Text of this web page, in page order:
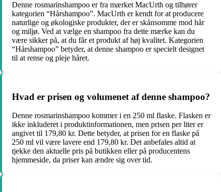
Denne rosmarinshampoo er fra mærket MacUrth og tilhører
kategorien “Hårshampoo”. MacUrth er kendt for at producere
naturlige og økologiske produkter, der er skånsomme mod hår
og miljø. Ved at vælge en shampoo fra dette mærke kan du
være sikker på, at du får et produkt af høj kvalitet. Kategorien
“Hårshampoo” betyder, at denne shampoo er specielt designet
til at rense og pleje håret.
Hvad er prisen og volumenet af denne shampoo?
Denne rosmarinshampoo kommer i en 250 ml flaske. Flasken er
ikke inkluderet i produktinformationen, men prisen per liter er
angivet til 179,80 kr. Dette betyder, at prisen for en flaske på
250 ml vil være lavere end 179,80 kr. Det anbefales altid at
tjekke den aktuelle pris på butikken eller på producentens
hjemmeside, da priser kan ændre sig over tid.